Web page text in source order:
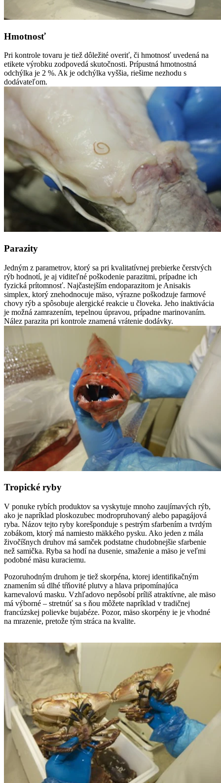
Hmotnosť
Pri kontrole tovaru je tiež dôležité overiť, či hmotnosť uvedená na
etikete výrobku zodpovedá skutočnosti. Prípustná hmotnostná
odchýlka je 2 %. Ak je odchýlka vyššia, riešime nezhodu s
dodávateľom.
Parazity
Jedným z parametrov, ktorý sa pri kvalitatívnej prebierke čerstvých
rýb hodnotí, je aj viditeľné poškodenie parazitmi, prípadne ich
fyzická prítomnosť. Najčastejším endoparazitom je Anisakis
simplex, ktorý znehodnocuje mäso, výrazne poškodzuje farmové
chovy rýb a spôsobuje alergické reakcie u človeka. Jeho inaktivácia
je možná zamrazením, tepelnou úpravou, prípadne marinovaním.
Nález parazita pri kontrole znamená vrátenie dodávky.
Tropické ryby
V ponuke rybích produktov sa vyskytuje mnoho zaujímavých rýb,
ako je napríklad ploskozubec modropruhovaný alebo papagájová
ryba. Názov tejto ryby korešponduje s pestrým sfarbením a tvrdým
zobákom, ktorý má namiesto mäkkého pysku. Ako jeden z mála
živočíšnych druhov má samček podstatne chudobnejšie sfarbenie
než samička. Ryba sa hodí na dusenie, smaženie a mäso je veľmi
podobné mäsu kuraciemu.
Pozoruhodným druhom je tiež skorpéna, ktorej identifikačným
znamením sú dlhé tŕňovité plutvy a hlava pripomínajúca
karnevalovú masku. Vzhľadovo nepôsobí príliš atraktívne, ale mäso
má výborné – stretnúť sa s ňou môžete napríklad v tradičnej
francúzskej polievke bujabéze. Pozor, mäso skorpény ie je vhodné
na mrazenie, pretože tým stráca na kvalite.